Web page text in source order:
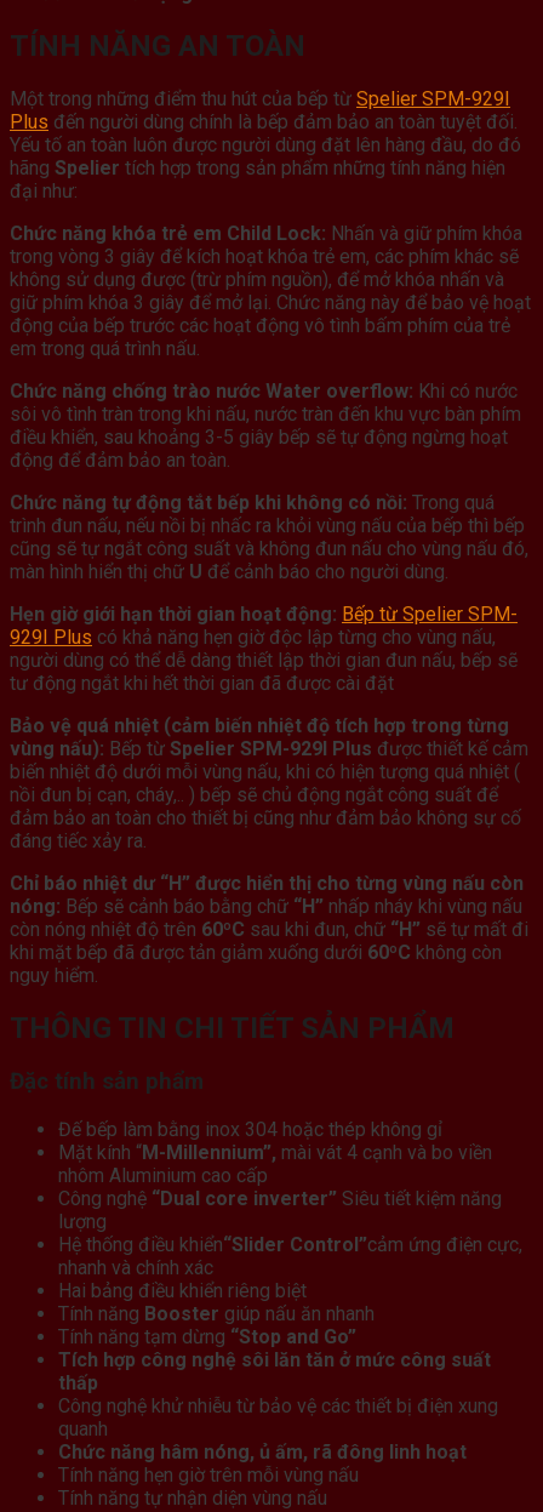
TÍNH NĂNG AN TOÀN
Một trong những điểm thu hút của bếp từ Spelier SPM-929I
Plus đến người dùng chính là bếp đảm bảo an toàn tuyệt đối.
Yếu tố an toàn luôn được người dùng đặt lên hàng đầu, do đó
hãng Spelier tích hợp trong sản phẩm những tính năng hiện
đại như:
Chức năng khóa trẻ em Child Lock: Nhấn và giữ phím khóa
trong vòng 3 giây để kích hoạt khóa trẻ em, các phím khác sẽ
không sử dụng được (trừ phím nguồn), để mở khóa nhấn và
giữ phím khóa 3 giây để mở lại. Chức năng này để bảo vệ hoạt
động của bếp trước các hoạt động vô tình bấm phím của trẻ
em trong quá trình nấu.
Chức năng chống trào nước Water overflow: Khi có nước
sôi vô tình tràn trong khi nấu, nước tràn đến khu vực bàn phím
điều khiển, sau khoảng 3-5 giây bếp sẽ tự động ngừng hoạt
động để đảm bảo an toàn.
Chức năng tự động tắt bếp khi không có nồi: Trong quá
trình đun nấu, nếu nồi bị nhấc ra khỏi vùng nấu của bếp thì bếp
cũng sẽ tự ngắt công suất và không đun nấu cho vùng nấu đó,
màn hình hiển thị chữ U để cảnh báo cho người dùng.
Hẹn giờ giới hạn thời gian hoạt động: Bếp từ Spelier SPM-
929I Plus có khả năng hẹn giờ độc lập từng cho vùng nấu,
người dùng có thể dễ dàng thiết lập thời gian đun nấu, bếp sẽ
tư động ngắt khi hết thời gian đã được cài đặt
Bảo vệ quá nhiệt (cảm biến nhiệt độ tích hợp trong từng
vùng nấu): Bếp từ Spelier SPM-929I Plus được thiết kế cảm
biến nhiệt độ dưới mỗi vùng nấu, khi có hiện tượng quá nhiệt (
nồi đun bị cạn, cháy,.. ) bếp sẽ chủ động ngắt công suất để
đảm bảo an toàn cho thiết bị cũng như đảm bảo không sự cố
đáng tiếc xảy ra.
Chỉ báo nhiệt dư “H” được hiển thị cho từng vùng nấu còn
nóng: Bếp sẽ cảnh báo bằng chữ “H” nhấp nháy khi vùng nấu
còn nóng nhiệt độ trên 60ºC sau khi đun, chữ “H” sẽ tự mất đi
khi mặt bếp đã được tản giảm xuống dưới 60ºC không còn
nguy hiểm.
THÔNG TIN CHI TIẾT SẢN PHẨM
Đặc tính sản phẩm
Đế bếp làm bằng inox 304 hoặc thép không gỉ
Mặt kính “M-Millennium”, mài vát 4 cạnh và bo viền
nhôm Aluminium cao cấp
Công nghệ “Dual core inverter” Siêu tiết kiệm năng
lượng
Hệ thống điều khiển“Slider Control”cảm ứng điện cực,
nhanh và chính xác
Hai bảng điều khiển riêng biệt
Tính năng Booster giúp nấu ăn nhanh
Tính năng tạm dừng “Stop and Go”
Tích hợp công nghệ sôi lăn tăn ở mức công suất
thấp
Công nghệ khử nhiễu từ bảo vệ các thiết bị điện xung
quanh
Chức năng hâm nóng, ủ ấm, rã đông linh hoạt
Tính năng hẹn giờ trên mỗi vùng nấu
Tính năng tự nhận diện vùng nấu